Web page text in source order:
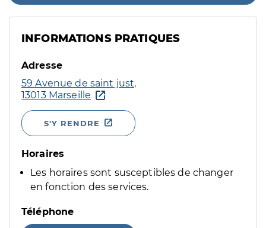
INFORMATIONS PRATIQUES
Adresse
59 Avenue de saint just,
13013 Marseille
S'Y RENDRE
Horaires
Les horaires sont susceptibles de changer
en fonction des services.
Téléphone